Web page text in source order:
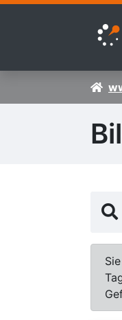
Zur Navigation
Zum Inhalt springen